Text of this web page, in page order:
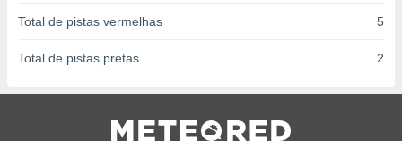
Total de pistas vermelhas 5
Total de pistas pretas 2